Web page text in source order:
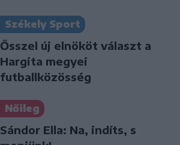
Székely Sport
Ősszel új elnököt választ a
Hargita megyei
futballközösség
Nőileg
Sándor Ella: Na, indíts, s